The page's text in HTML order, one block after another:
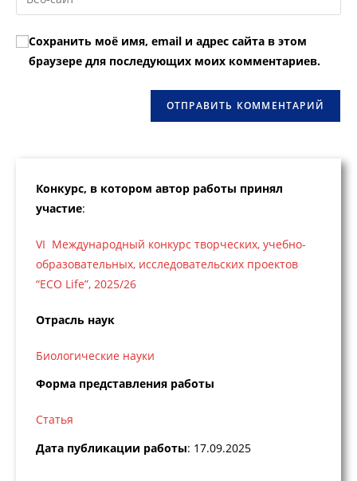
чтобы
прокомментировать
адрес,
прокомментировать
URL
вашего
веб-
сайта
Сохранить моё имя, email и адрес сайта в этом
браузере для последующих моих комментариев.
Конкурс, в котором автор работы принял
участие:
VI Международный конкурс творческих, учебно-
образовательных, исследовательских проектов
“ECO Life”, 2025/26
Отрасль наук
Биологические науки
Форма представления работы
Статья
Дата публикации работы: 17.09.2025